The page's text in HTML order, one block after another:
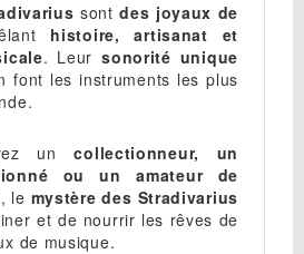
sontdes joyaux de
histoire, artisanat et
. Leursonorité unique
font les instruments les plus
uncollectionneur, un
ou un amateur de
, le mystère des Stradivarius
et de nourrir les rêves de
de musique.